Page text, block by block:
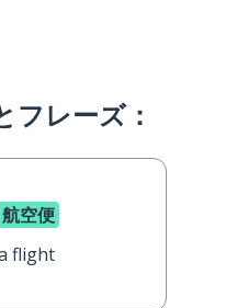
フレーズ：
航空便
flight